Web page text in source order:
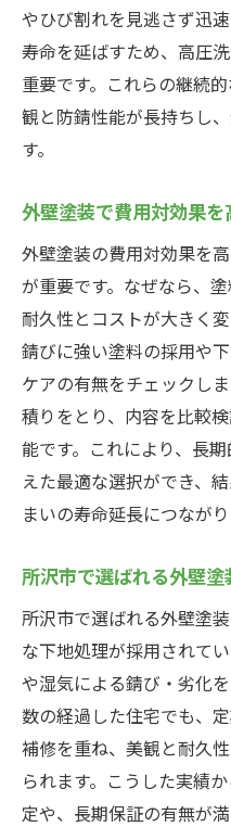
やひび割れを見逃さず迅
寿命を延ばすため、高圧
重要です。これらの継続
観と防錆性能が長持ちし
す。
外壁塗装で費用対効果
外壁塗装の費用対効果を
が重要です。なぜなら、
耐久性とコストが大きく
錆びに強い塗料の採用や
ケアの有無をチェックし
積りをとり、内容を比較
能です。これにより、長
えた最適な選択ができ、
まいの寿命延長につながり
所沢市で選ばれる外壁
所沢市で選ばれる外壁塗
な下地処理が採用されて
や湿気による錆び・劣化
数の経過した住宅でも、
補修を重ね、美観と耐久
られます。こうした実績
定や、長期保証の有無が